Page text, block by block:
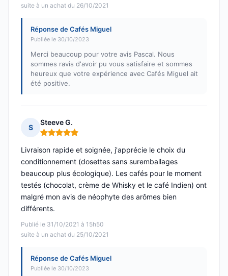
suite à un achat du 26/10/2021
Réponse de Cafés Miguel
Publiée le 30/10/2023
Merci beaucoup pour votre avis Pascal. Nous
sommes ravis d'avoir pu vous satisfaire et sommes
heureux que votre expérience avec Cafés Miguel ait
été positive.
S
Steeve G.
Note : 5 sur 5
Publié le 31/10/2021 à 15h50
suite à un achat du 25/10/2021
Livraison rapide et soignée, j'apprécie le choix du
conditionnement (dosettes sans suremballages
beaucoup plus écologique). Les cafés pour le moment
testés (chocolat, crème de Whisky et le café Indien) ont
malgré mon avis de néophyte des arômes bien
différents.
Réponse de Cafés Miguel
Publiée le 30/10/2023